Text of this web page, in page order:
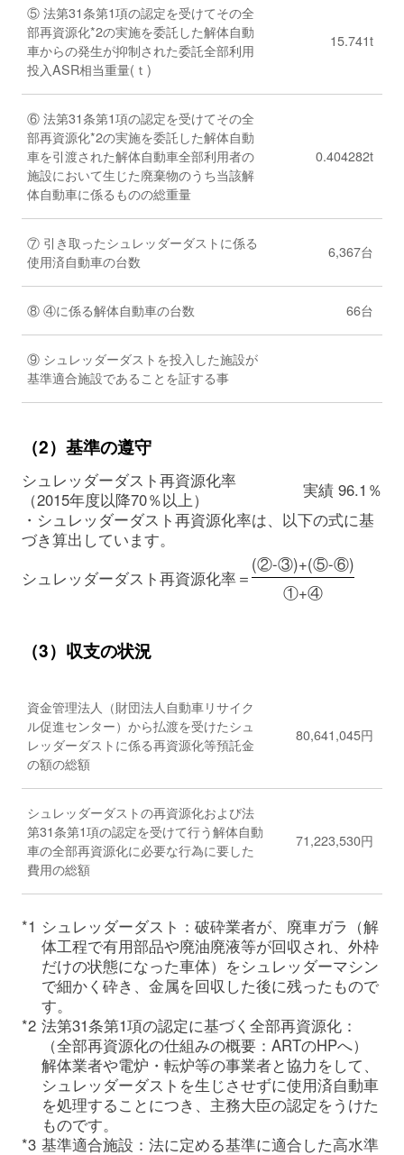
⑤ 法第31条第1項の認定を受けてその全
部再資源化*2の実施を委託した解体自動
車からの発生が抑制された委託全部利用
投入ASR相当重量(ｔ)
15.741t
⑥ 法第31条第1項の認定を受けてその全
部再資源化*2の実施を委託した解体自動
車を引渡された解体自動車全部利用者の
施設において生じた廃棄物のうち当該解
体自動車に係るものの総重量
0.404282t
⑦ 引き取ったシュレッダーダストに係る
使用済自動車の台数
6,367台
⑧ ④に係る解体自動車の台数 66台
⑨ シュレッダーダストを投入した施設が
基準適合施設であることを証する事
（2）基準の遵守
シュレッダーダスト再資源化率
（2015年度以降70％以上）
実績 96.1％
・シュレッダーダスト再資源化率は、以下の式に基
づき算出しています。
シュレッダーダスト再資源化率＝
(②-③)+(⑤-⑥)
①+④
（3）収支の状況
資金管理法人（財団法人自動車リサイク
ル促進センター）から払渡を受けたシュ
レッダーダストに係る再資源化等預託金
の額の総額
80,641,045円
シュレッダーダストの再資源化および法
第31条第1項の認定を受けて行う解体自動
車の全部再資源化に必要な行為に要した
費用の総額
71,223,530円
*1 シュレッダーダスト：破砕業者が、廃車ガラ（解
体工程で有用部品や廃油廃液等が回収され、外枠
だけの状態になった車体）をシュレッダーマシン
で細かく砕き、金属を回収した後に残ったもので
す。
*2 法第31条第1項の認定に基づく全部再資源化：
（全部再資源化の仕組みの概要：ARTのHPへ）
解体業者や電炉・転炉等の事業者と協力をして、
シュレッダーダストを生じさせずに使用済自動車
を処理することにつき、主務大臣の認定をうけた
ものです。
*3 基準適合施設：法に定める基準に適合した高水準